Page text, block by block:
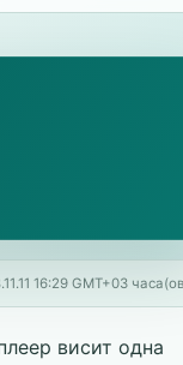
16:29 GMT+03
висит одна